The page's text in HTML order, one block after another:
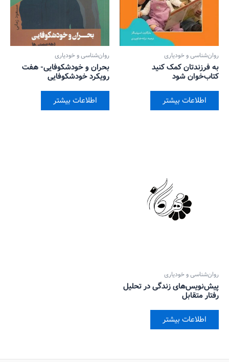
روان‌‌شناسی و خودیاری
به فرزندتان کمک کنید
کتاب‌خوان شود
اطلاعات بیشتر
روان‌‌شناسی و خودیاری
بحران و خودشکوفایی- هفت
رویکرد خودشکوفایی
اطلاعات بیشتر
روان‌‌شناسی و خودیاری
پیش‌نویس‌های زندگی در تحلیل
رفتار متقابل
اطلاعات بیشتر